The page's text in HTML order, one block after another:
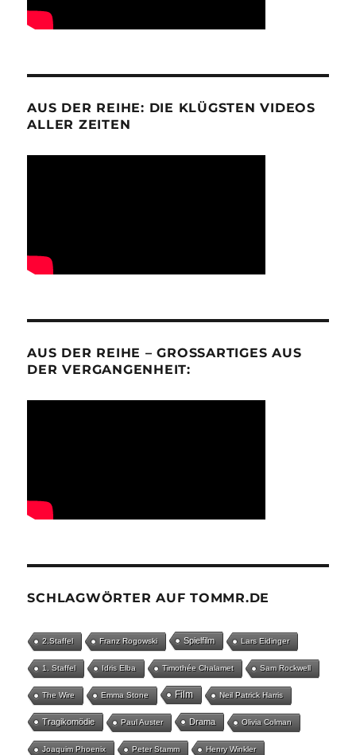
AUS DER REIHE: DIE KLÜGSTEN VIDEOS
ALLER ZEITEN
AUS DER REIHE – GROSSARTIGES AUS D
ER VERGANGENHEIT:
SCHLAGWÖRTER AUF TOMMR.DE
2.Staffel Franz Rogowski Spielfilm Lars Eidinger
1. Staffel Idris Elba Timothée Chalamet Sam Rockwell
The Wire Emma Stone Film Neil Patrick Harris
Tragikomödie Paul Auster Drama Olivia Colman
Joaquim Phoenix Peter Stamm Henry Winkler